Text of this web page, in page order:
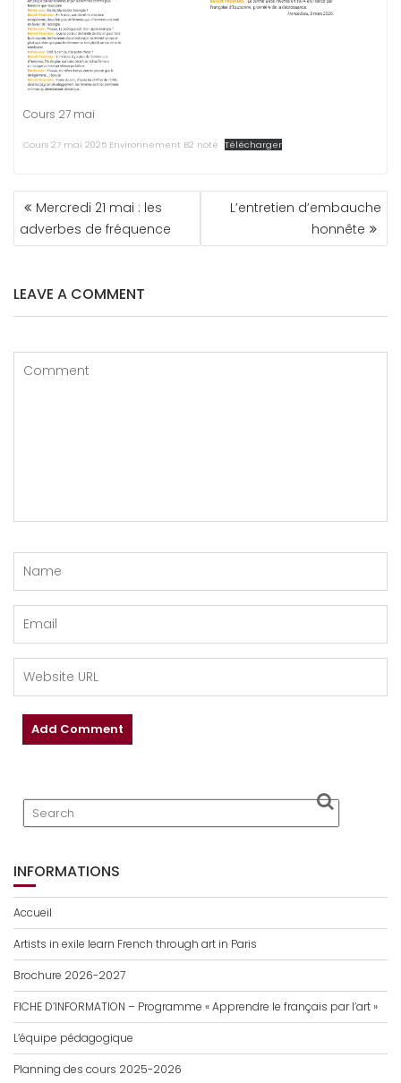
Cours 27 mai
Cours 27 mai 2025 Environnement B2 noté Télécharger
NAVIGATION
DE
L’ARTICLE
Mercredi 21 mai : les
adverbes de fréquence
L’entretien d’embauche
honnête
LEAVE A COMMENT
INFORMATIONS
Accueil
Artists in exile learn French through art in Paris
Brochure 2026-2027
FICHE D’INFORMATION – Programme « Apprendre le français par l’art »
L’équipe pédagogique
Planning des cours 2025-2026